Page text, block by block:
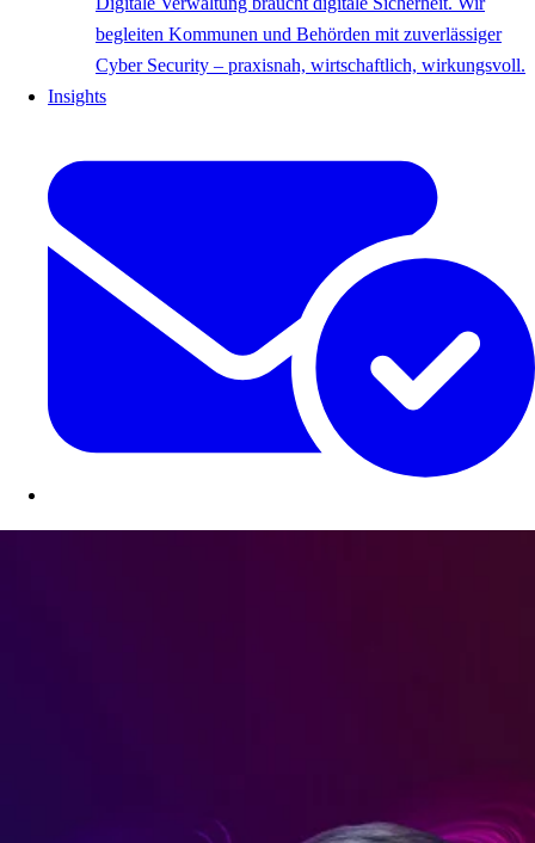
begleiten Kommunen und Behörden mit zuverlässiger
Cyber Security – praxisnah, wirtschaftlich, wirkungsvoll.
Insights